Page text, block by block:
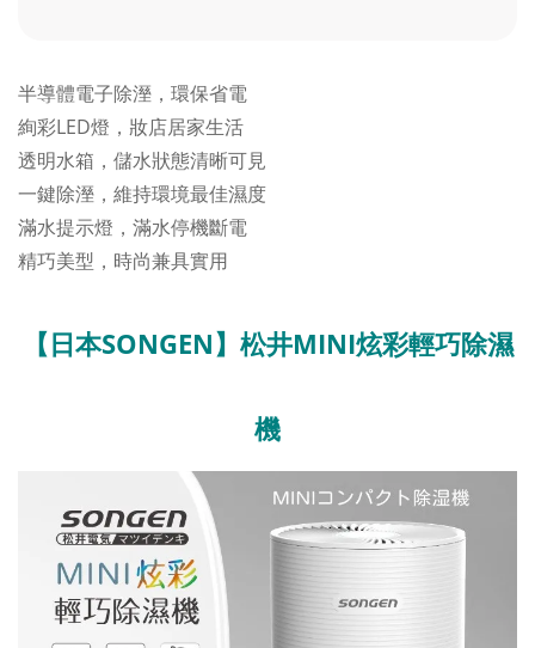
半導體電子除溼，環保省電
絢彩LED燈，妝店居家生活
透明水箱，儲水狀態清晰可見
一鍵除溼，維持環境最佳濕度
滿水提示燈，滿水停機斷電
精巧美型，時尚兼具實用
【日本SONGEN】松井MINI炫彩輕巧除濕
機